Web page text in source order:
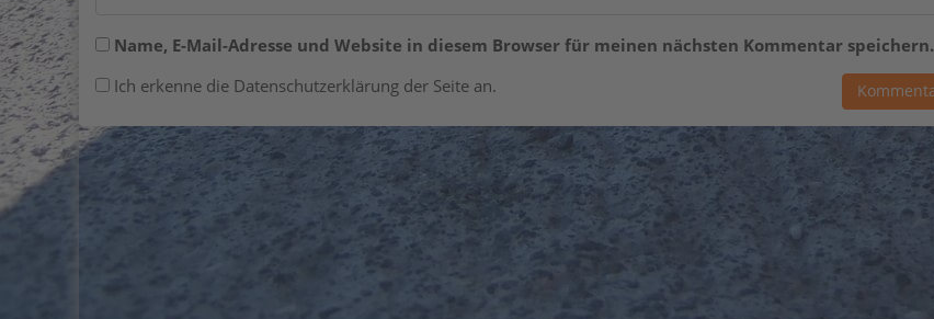
Name, E-Mail-Adresse und Website in diesem Browser für meinen nächsten Kommentar speichern.
Ich erkenne die Datenschutzerklärung der Seite an.